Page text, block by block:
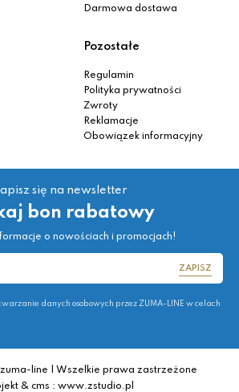
Darmowa dostawa
Pozostałe
Regulamin
Polityka prywatności
Zwroty
Reklamacje
Obowiązek informacyjny
się na newsletter
bon rabatowy
o nowościach i promocjach!
ZAPISZ
danych osobowych przez ZUMA-LINE w celach
line | Wszelkie prawa zastrzeżone
& cms : www.zstudio.pl